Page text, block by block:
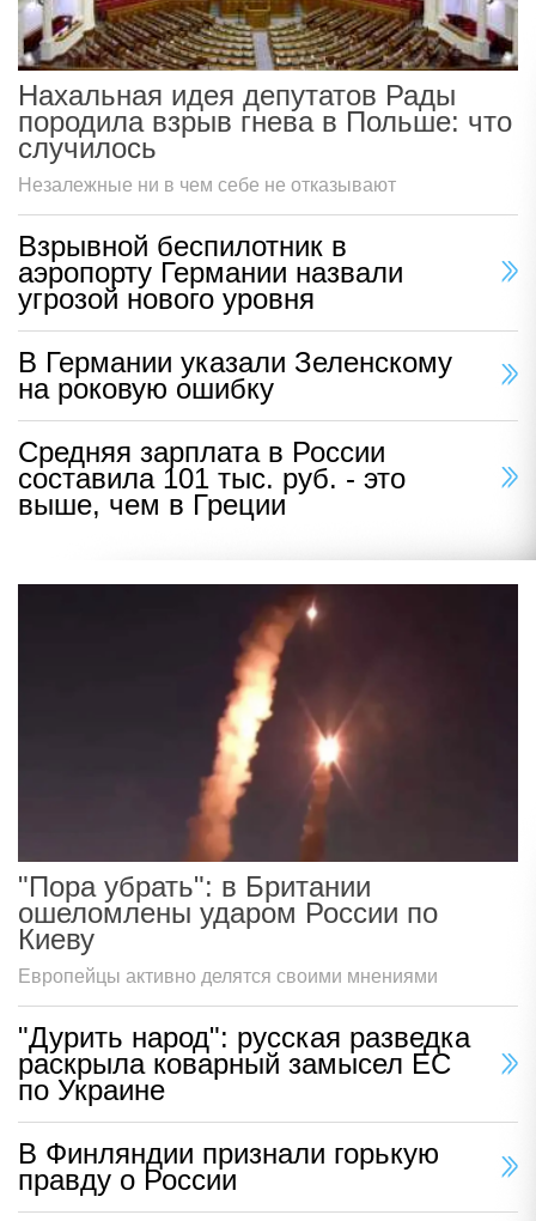
Нахальная идея депутатов Рады
породила взрыв гнева в Польше: что
случилось
Незалежные ни в чем себе не отказывают
Взрывной беспилотник в
аэропорту Германии назвали
угрозой нового уровня
В Германии указали Зеленскому
на роковую ошибку
Средняя зарплата в России
составила 101 тыс. руб. - это
выше, чем в Греции
"Пора убрать": в Британии
ошеломлены ударом России по
Киеву
Европейцы активно делятся своими мнениями
"Дурить народ": русская разведка
раскрыла коварный замысел ЕС
по Украине
В Финляндии признали горькую
правду о России